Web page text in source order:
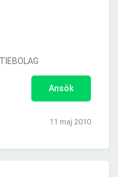
Ansök
11 maj 2010